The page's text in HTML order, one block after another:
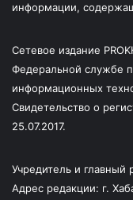
информации,
Сетевое издание
Федеральной службе
информационных
Свидетельство о
25.07.2017.
Учредитель и главный
Адрес редакции: г.